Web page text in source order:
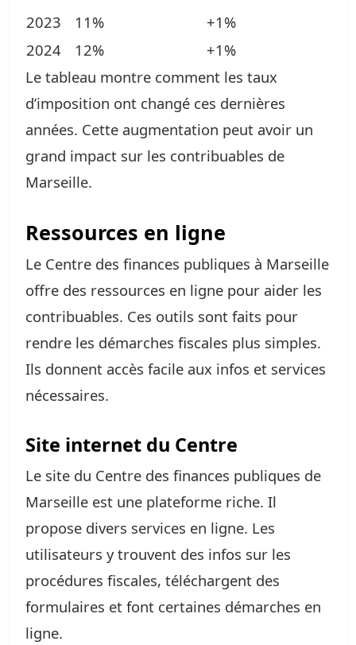
2023
11%
+1%
2024
12%
+1%
Le tableau montre comment les taux
d’imposition ont changé ces dernières
années. Cette augmentation peut avoir un
grand impact sur les contribuables de
Marseille.
Ressources en ligne
Le Centre des finances publiques à Marseille
offre des ressources en ligne pour aider les
contribuables. Ces outils sont faits pour
rendre les démarches fiscales plus simples.
Ils donnent accès facile aux infos et services
nécessaires.
Site internet du Centre
Le site du Centre des finances publiques de
Marseille est une plateforme riche. Il
propose divers services en ligne. Les
utilisateurs y trouvent des infos sur les
procédures fiscales, téléchargent des
formulaires et font certaines démarches en
ligne.